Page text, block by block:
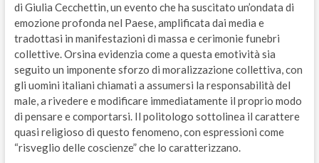
di Giulia Cecchettin, un evento che ha suscitato un’ondata di
emozione profonda nel Paese, amplificata dai media e
tradottasi in manifestazioni di massa e cerimonie funebri
collettive. Orsina evidenzia come a questa emotività sia
seguito un imponente sforzo di moralizzazione collettiva, con
gli uomini italiani chiamati a assumersi la responsabilità del
male, a rivedere e modificare immediatamente il proprio modo
di pensare e comportarsi. Il politologo sottolinea il carattere
quasi religioso di questo fenomeno, con espressioni come
“risveglio delle coscienze” che lo caratterizzano.